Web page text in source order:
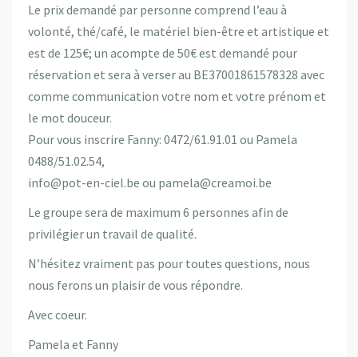
Le prix demandé par personne comprend l’eau à
volonté, thé/café, le matériel bien-être et artistique et
est de 125€; un acompte de 50€ est demandé pour
réservation et sera à verser au BE37001861578328 avec
comme communication votre nom et votre prénom et
le mot douceur.
Pour vous inscrire Fanny: 0472/61.91.01 ou Pamela
0488/51.02.54,
info@pot-en-ciel.be ou pamela@creamoi.be
Le groupe sera de maximum 6 personnes afin de
privilégier un travail de qualité.
N’hésitez vraiment pas pour toutes questions, nous
nous ferons un plaisir de vous répondre.
Avec coeur.
Pamela et Fanny